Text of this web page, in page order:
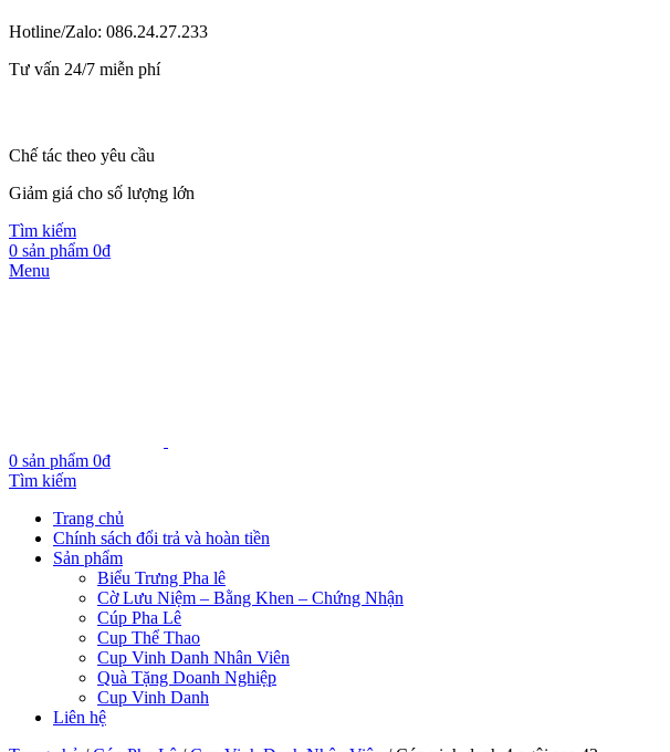
Hotline/Zalo: 086.24.27.233
Tư vấn 24/7 miễn phí
Chế tác theo yêu cầu
Giảm giá cho số lượng lớn
Tìm kiếm
0 sản phẩm 0₫
Menu
0 sản phẩm 0₫
Tìm kiếm
Trang chủ
Chính sách đổi trả và hoàn tiền
Sản phẩm
Biểu Trưng Pha lê
Cờ Lưu Niệm – Bằng Khen – Chứng Nhận
Cúp Pha Lê
Cup Thể Thao
Cup Vinh Danh Nhân Viên
Quà Tặng Doanh Nghiệp
Cup Vinh Danh
Liên hệ